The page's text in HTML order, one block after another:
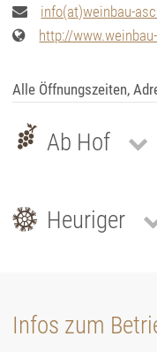
info(at)weinbau-
http://
Alle Öffnungszeiten,
Ab Hof
Heuriger
Infos zum